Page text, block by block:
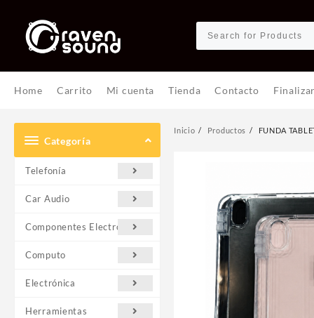
contenido
Home Carrito Mi cuenta Tienda Contacto
Categoría
Telefonía
Car Audio
Componentes Electrónicos
Computo
Electrónica
Herramientas
Inicio Productos FUNDA